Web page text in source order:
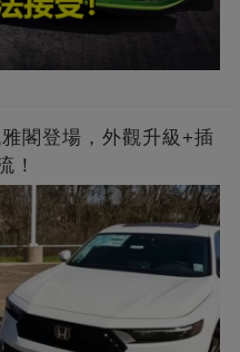
閣登場，外觀升級+插
！